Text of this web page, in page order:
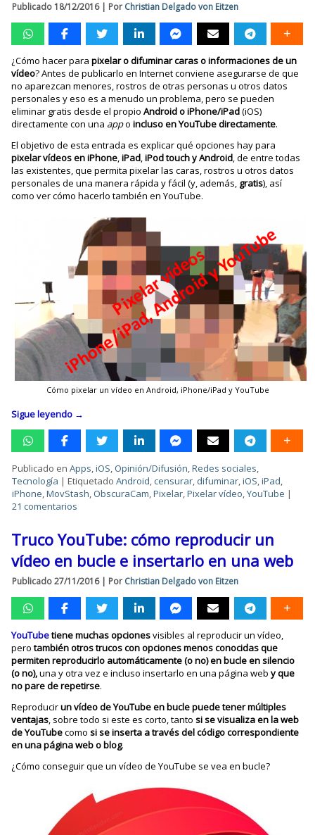
Publicado 18/12/2016| Por Christian Delgado von Eitzen
¿Cómo hacer parapixelar o difuminar caras o informaciones de un
vídeo? Antes de publicarlo en Internet conviene asegurarse de que
no aparezcan menores, rostros de otras personas u otros datos
personales y eso es a menudo un problema, pero se pueden
eliminar gratis desde el propioAndroid o iPhone/iPad(iOS)
directamente con una appoincluso en YouTube directamente.
El objetivo de esta entrada es explicar qué opciones hay para
pixelar vídeos eniPhone,iPad,iPodtouch yAndroid, de entre todas
las existentes, que permita pixelar las caras, rostros u otros datos
personales de una manera rápida y fácil (y, además, gratis), así
como ver cómo hacerlo también en YouTube.
Cómo pixelar un vídeo en Android, iPhone/iPad y YouTube
Sigue leyendo →
Publicado en Apps,iOS, Opinión/Difusión,Redes sociales,
Tecnología |Etiquetado Android,censurar, difuminar,iOS,iPad,
iPhone,MovStash, ObscuraCam,Pixelar,Pixelar vídeo,YouTube |
21 comentarios
Truco YouTube: cómo reproducir un
vídeo en bucle e insertarlo en una web
Publicado 27/11/2016| Por Christian Delgado von Eitzen
YouTubetiene muchas opcionesvisibles al reproducir un vídeo,
perotambién otros trucos con opciones menos conocidas que
permiten reproducirlo automáticamente (o no) en bucle en silencio
(o no),una y otra vez e incluso insertarlo en una página weby que
no pare de repetirse.
Reproducirun vídeo de YouTube en bucle puede tener múltiples
ventajas, sobre todo si este es corto, tantosi se visualiza en la web
de YouTubecomosi se inserta a través del código correspondiente
en una página web o blog.
¿Cómo conseguir que un vídeo de YouTube se vea en bucle?